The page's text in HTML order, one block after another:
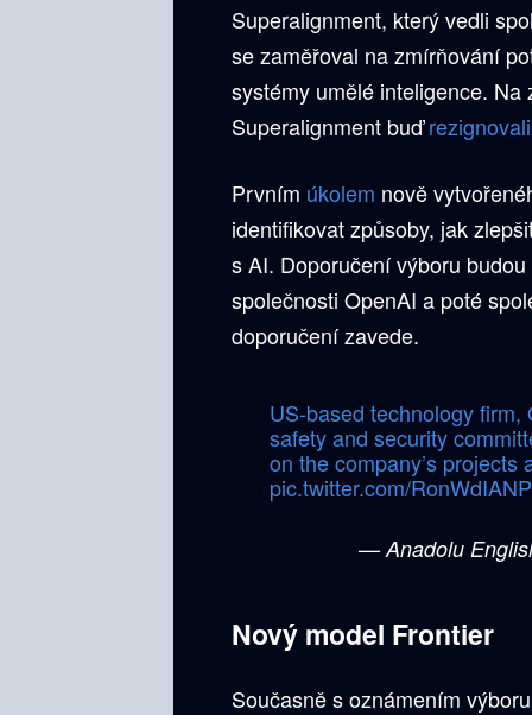
Superalignment, který vedli
se zaměřoval na zmírňování
systémy umělé inteligence.
Superalignment buďrezignovali
Prvním úkolem nově
identifikovat způsoby, jak
s AI. Doporučení výboru
společnosti OpenAI a poté
doporučení zavede.
US-based technology
safety and security
on the company’s projects
pic.twitter.com/
— Anadolu
Nový model Frontier
Současně s oznámením